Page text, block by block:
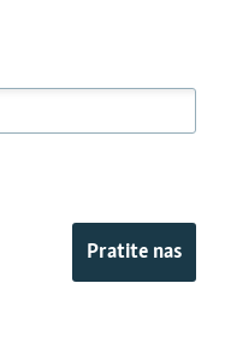
Pratite nas